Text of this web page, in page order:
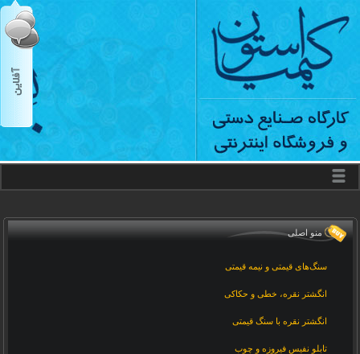
منو اصلی
سنگ‌های قیمتی و نیمه قیمتی
انگشتر نقره، خطی و حکاکی
انگشتر نقره با سنگ قیمتی
تابلو نفیس فیروزه و چوب